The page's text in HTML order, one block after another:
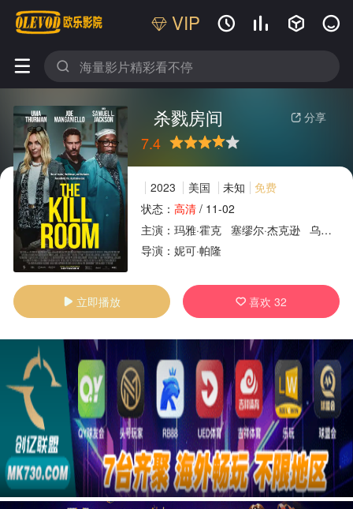
VIP    
 
 分享
杀戮房间
7.4
很差较差还行 推荐力荐
2023 美国 未知
免费
状态： 高清/ 11-02
主演： 玛雅·霍克 塞缪尔·杰克逊
乌玛·瑟曼
导演： 妮可·帕隆
 立即播放  喜欢32
广告